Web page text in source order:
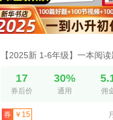
17
券后价
30%
通用 佣
券 ￥15